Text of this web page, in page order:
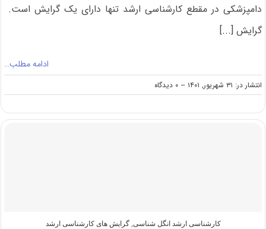
دامپزشکی در مقطع کارشناسی ارشد تنها دارای یک گرایش است.
گرایش [...]
ادامه مطلب…
انتشار در: ۳۱ شهریور, ۱۴۰۱ -- ۰ دیدگاه
on
گرایش
کارشناسی
کارشناسی ارشد انگل شناسی,گرایش های کارشناسی ارشد